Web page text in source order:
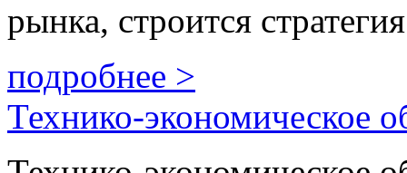
рынка, строится
подробнее >
Технико-экономическое